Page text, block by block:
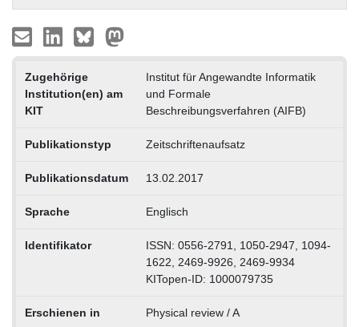
Zugehörige
Institution(en) am
KIT
Institut für Angewandte Informatik
und Formale
Beschreibungsverfahren (AIFB)
Publikationstyp Zeitschriftenaufsatz
Publikationsdatum 13.02.2017
Sprache Englisch
Identifikator
ISSN: 0556-2791, 1050-2947, 1094-
1622, 2469-9926, 2469-9934
KITopen-ID: 1000079735
Erschienen in Physical review / A